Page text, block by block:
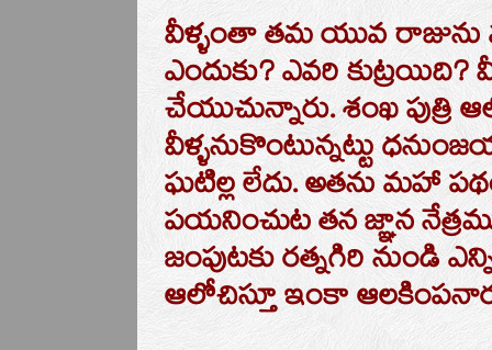
వీళ్ళంతా తమ యువ రాజును
ఎందుకు? ఎవరి
చేయుచున్నారు. శంఖ
వీళ్ళనుకొంటున్నట్టు
ఘటిల్ల లేదు. అతను మహా
పయనించుట తన జ్ఞాన
జంపుటకు రత్నగిరి నుండి
ఆలోచిస్తూ ఇంకా